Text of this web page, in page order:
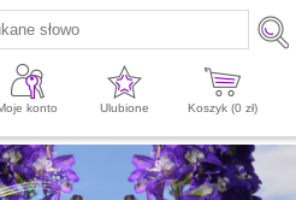
konto Ulubione Koszyk (0 zł)